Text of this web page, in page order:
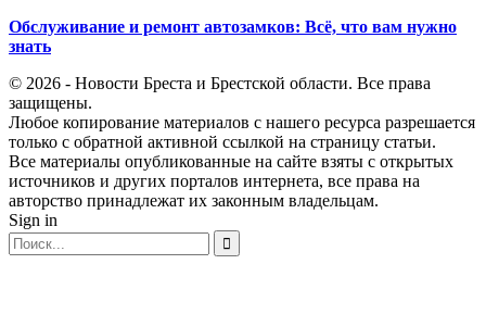
Обслуживание и ремонт автозамков: Всё, что вам нужно
знать
© 2026 - Новости Бреста и Брестской области. Все права
защищены.
Любое копирование материалов с нашего ресурса разрешается
только с обратной активной ссылкой на страницу статьи.
Все материалы опубликованные на сайте взяты с открытых
источников и других порталов интернета, все права на
авторство принадлежат их законным владельцам.
Sign in